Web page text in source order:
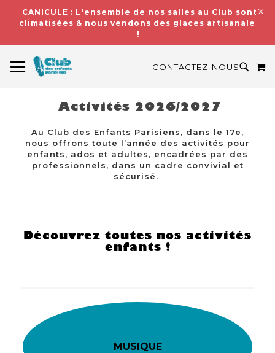
CANICULE : L'ensemble de nos salles au Club sont
climatisées & nous vendons des glaces artisanales
!
CONTACTEZ-NOUS
Activités 2026/2027
Au Club des Enfants Parisiens, dans le 17e,
nous offrons toute l’année des activités pour
enfants, ados et adultes, encadrées par des
professionnels, dans un cadre convivial et
sécurisé.
Découvrez toutes nos activités
enfants !
MUSIQUE